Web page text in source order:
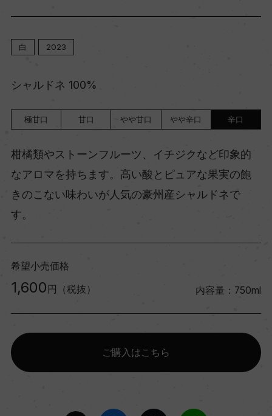
白 2023
シャルドネ 100%
極甘口 甘口 やや甘口 やや辛口 辛口
柑橘類やストーンフルーツ、イチジクなど印象的
なアロマを持ちます。高い酸とピュアな果実の飽
きのこない味わいが人気の豪州産シャルドネで
す。
希望小売価格
1,600 円（税抜） 内容量：750ml
ご購入はこちら